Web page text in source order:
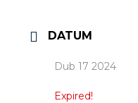
DATUM
Dub 17 2024
Expired!